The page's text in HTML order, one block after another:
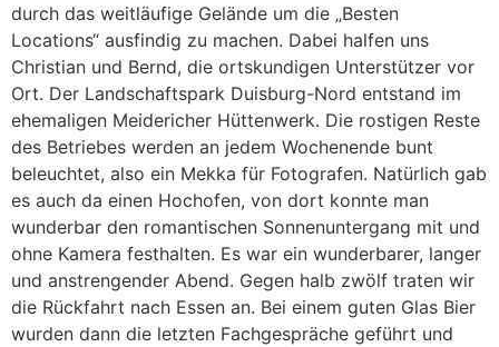
durch das weitläufige Gelände um die „Besten
Locations“ ausfindig zu machen. Dabei halfen uns
Christian und Bernd, die ortskundigen Unterstützer vor
Ort. Der Landschaftspark Duisburg-Nord entstand im
ehemaligen Meidericher Hüttenwerk. Die rostigen Reste
des Betriebes werden an jedem Wochenende bunt
beleuchtet, also ein Mekka für Fotografen. Natürlich gab
es auch da einen Hochofen, von dort konnte man
wunderbar den romantischen Sonnenuntergang mit und
ohne Kamera festhalten. Es war ein wunderbarer, langer
und anstrengender Abend. Gegen halb zwölf traten wir
die Rückfahrt nach Essen an. Bei einem guten Glas Bier
wurden dann die letzten Fachgespräche geführt und